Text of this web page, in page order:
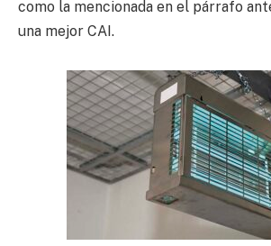
como la mencionada en el párrafo
una mejor CAI.